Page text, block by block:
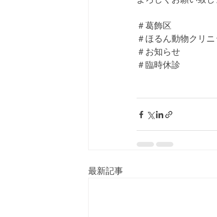
＃葛飾区
＃ほるん動物クリ
＃お知らせ
＃臨時休診
最新記事